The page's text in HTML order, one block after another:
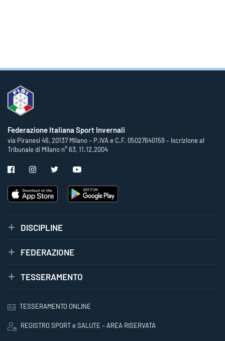
Federazione Italiana Sport Invernali
via Piranesi 46, 20137 Milano – P.IVA e C.F. 05027640159 – Iscrizione al
Tribunale di Milano n° 63, 11.12.2004
DISCIPLINE
FEDERAZIONE
TESSERAMENTO
TESSERAMENTO ONLINE
REGISTRO SPORT e SALUTE – AREA RISERVATA